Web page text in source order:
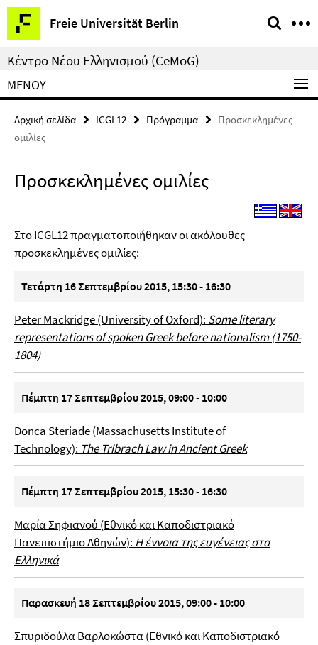
Springe
direkt
zu
Inhalt
Freie Universität Berlin
Υπηρεσίες
–
πλοήγηση
Κέντρο Νέου Ελληνισμού (CeMoG)
ΜΕΝΟΎ
Αρχική σελίδα ICGL12 Πρόγραμμα
Προσκεκλημένες
ομιλίες
Προσκεκλημένες ομιλίες
Στο ICGL12 πραγματοποιήθηκαν οι ακόλουθες
προσκεκλημένες ομιλίες:
Τετάρτη 16 Σεπτεμβρίου 2015, 15:30 - 16:30
Peter Mackridge (University of Oxford): Some literary
representations of spoken Greek before nationalism (1750-
1804)
Πέμπτη 17 Σεπτεμβρίου 2015, 09:00 - 10:00
Donca Steriade (Massachusetts Institute of
Technology): The Tribrach Law in Ancient Greek
Πέμπτη 17 Σεπτεμβρίου2015, 15:30 - 16:30
Μαρία Σηφιανού (Εθνικό και Καποδιστριακό
Πανεπιστήμιο Αθηνών): Η έννοια της ευγένειας στα
Eλληνικά
Παρασκευή 18 Σεπτεμβρίου 2015, 09:00 - 10:00
Σπυριδούλα Βαρλοκώστα (Εθνικό και Καποδιστριακό